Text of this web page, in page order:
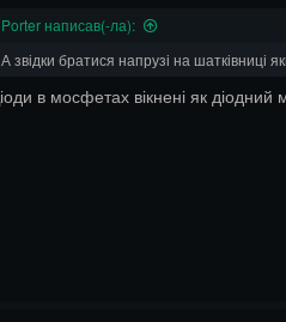
Porter написав(-ла):
А звідки братися напрузі на шатківниці
в мосфетах вікнені як